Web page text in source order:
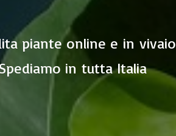
piante online e in vivaio
in tutta Italia